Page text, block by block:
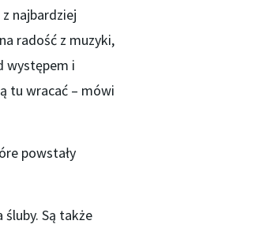
najbardziej
radość z muzyki,
występem i
tu wracać – mówi
powstały
Są także